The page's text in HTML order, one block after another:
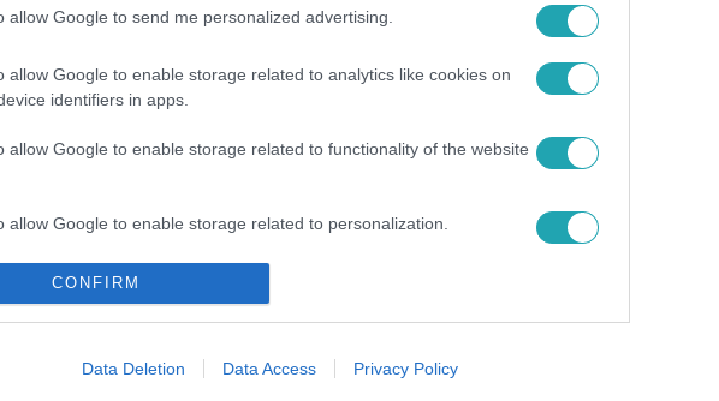
allow Google to send me personalized advertising.
allow Google to enable storage related to analytics like cookies on
identifiers in apps.
allow Google to enable storage related to functionality of the website
allow Google to enable storage related to personalization.
allow Google to enable storage related to security, including
functionality and fraud prevention, and other user protection.
CONFIRM
Data Deletion Data Access Privacy Policy
#GYŐZELEM #FILMSZTÁR #FILM #HÍRESSÉG
19